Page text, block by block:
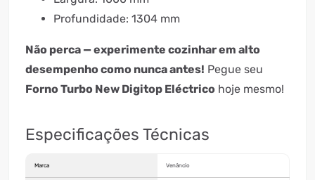
Profundidade: 1304 mm
Não perca — experimente cozinhar em alto
desempenho como nunca antes! Pegue seu
Forno Turbo New Digitop Eléctrico hoje mesmo!
Especificações Técnicas
Marca Venâncio